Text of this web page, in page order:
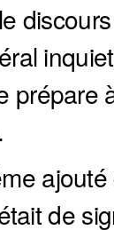
discours
prépare
de